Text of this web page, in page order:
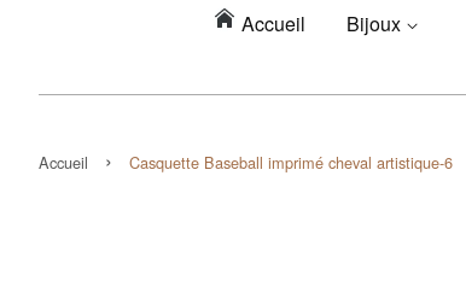
Accueil Bijoux
Accueil › Casquette Baseball imprimé cheval artistique-6